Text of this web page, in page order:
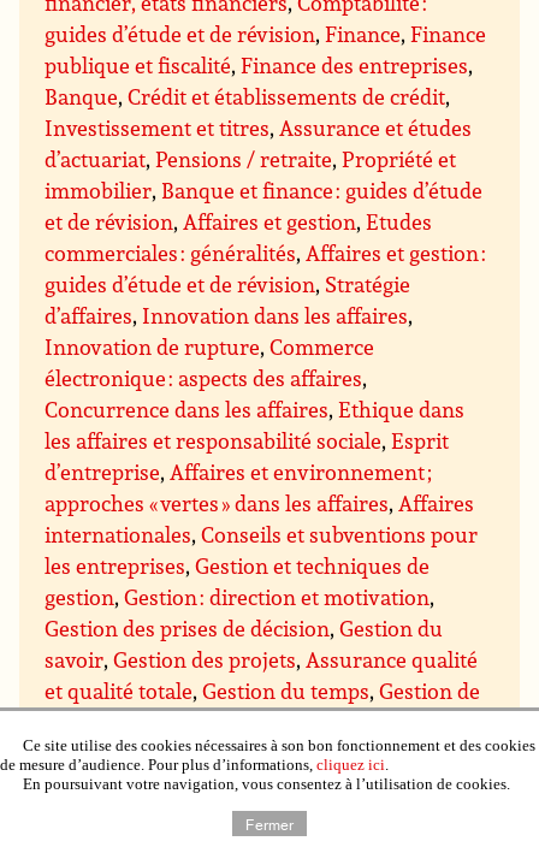
guides d’étude et de révision,Finance,Finance
publique et fiscalité,Finance des entreprises,
Banque,Crédit et établissements de crédit,
Investissement et titres,Assurance et études
d’actuariat,Pensions / retraite,Propriété et
immobilier, Banque et finance : guides d’étude
et de révision,Affaires et gestion,Etudes
commerciales : généralités,Affaires et gestion :
guides d’étude et de révision, Stratégie
d’affaires, Innovation dans les affaires,
Innovation de rupture,Commerce
électronique : aspects des affaires,
Concurrence dans les affaires,Ethique dans
les affaires et responsabilité sociale,Esprit
d’entreprise,Affaires et environnement ;
approches « vertes » dans les affaires,Affaires
internationales,Conseils et subventions pour
les entreprises,Gestion et techniques de
gestion,Gestion : direction et motivation,
Gestion des prises de décision,Gestion du
savoir,Gestion des projets,Assurance qualité
et qualité totale,Gestion du temps,Gestion de
financière,Gestion du personnel et des
ressources humaines,Gestion de l’immobilier,
de la propriété et du matériel
Ce site utilise des cookies nécessaires à son bon fonctionnement et des cookies
de mesure d’audience. Pour plus d’informations, cliquez ici.
En poursuivant votre navigation, vous consentez à l’utilisation de cookies.
Fermer